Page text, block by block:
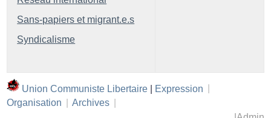
Sans-papiers et migrant.e.s
Syndicalisme
Union Communiste Libertaire Expression
Organisation
Archives